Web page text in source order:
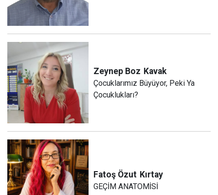
Zeynep Boz Kavak
Çocuklarımız Büyüyor, Peki Ya
Çocuklukları?
Fatoş Özut Kırtay
GEÇİM ANATOMİSİ